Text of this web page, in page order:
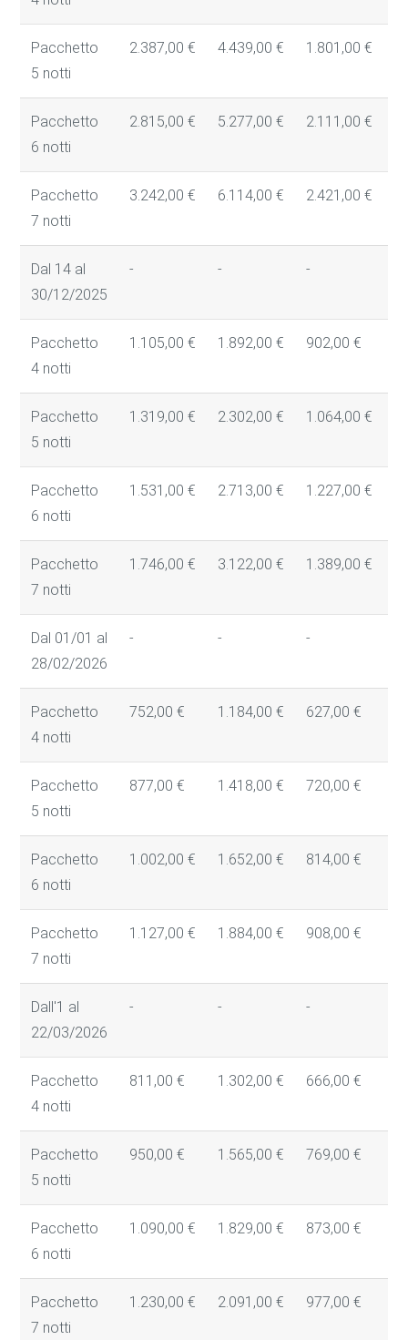
Pacchetto
5 notti
2.387,00 € 4.439,00 € 1.801,00 €
Pacchetto
6 notti
2.815,00 € 5.277,00 € 2.111,00 €
Pacchetto
7 notti
3.242,00 € 6.114,00 € 2.421,00 €
Dal 14 al
30/12/2025
- - -
Pacchetto
4 notti
1.105,00 € 1.892,00 € 902,00 €
Pacchetto
5 notti
1.319,00 € 2.302,00 € 1.064,00 €
Pacchetto
6 notti
1.531,00 € 2.713,00 € 1.227,00 €
Pacchetto
7 notti
1.746,00 € 3.122,00 € 1.389,00 €
Dal 01/01 al
28/02/2026
- - -
Pacchetto
4 notti
752,00 € 1.184,00 € 627,00 €
Pacchetto
5 notti
877,00 € 1.418,00 € 720,00 €
Pacchetto
6 notti
1.002,00 € 1.652,00 € 814,00 €
Pacchetto
7 notti
1.127,00 € 1.884,00 € 908,00 €
Dall'1 al
22/03/2026
- - -
Pacchetto
4 notti
811,00 € 1.302,00 € 666,00 €
Pacchetto
5 notti
950,00 € 1.565,00 € 769,00 €
Pacchetto
6 notti
1.090,00 € 1.829,00 € 873,00 €
Pacchetto
7 notti
1.230,00 € 2.091,00 € 977,00 €